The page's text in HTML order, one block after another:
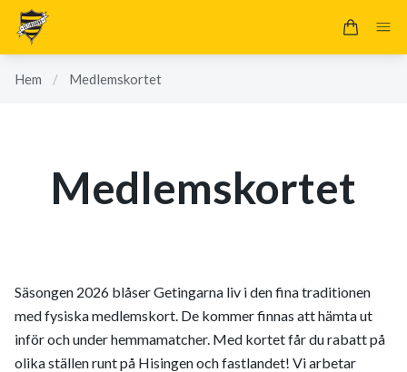
Hem / Medlemskortet
Medlemskortet
Säsongen 2026 blåser Getingarna liv i den fina traditionen
med fysiska medlemskort. De kommer finnas att hämta ut
inför och under hemmamatcher. Med kortet får du rabatt på
olika ställen runt på Hisingen och fastlandet! Vi arbetar